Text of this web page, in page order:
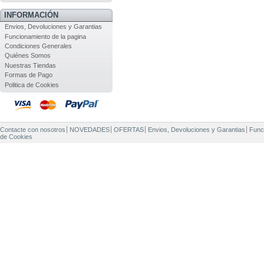
INFORMACIÓN
Envios, Devoluciones y Garantias
Funcionamiento de la pagina
Condiciones Generales
Quiénes Somos
Nuestras Tiendas
Formas de Pago
Politica de Cookies
Contacte con nosotros NOVEDADES OFERTAS Envios, Devoluciones y Garantias
de Cookies